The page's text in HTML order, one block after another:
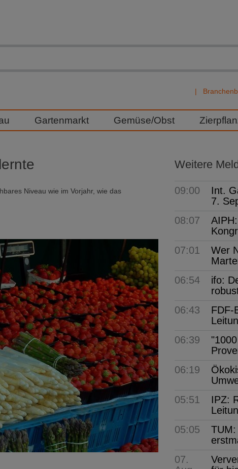
Gartenmarkt Gemüse/Obst
Niveau wie im Vorjahr, wie das
Weitere
09:00
Int.
7.
08:07
07:01
Wer
06:54
ifo:
06:43
FDF-
06:39
06:19
05:51
IPZ:
05:05
07.